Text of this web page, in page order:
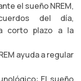
el sueño NREM,
del día,
corto plazo a la
ayuda a regular